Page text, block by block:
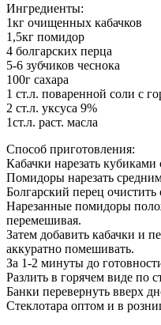
Ингредиенты:
1кг очищенных кабачков
1,5кг помидор
4 болгарских перца
5-6 зубчиков чеснока
100г сахара
1 ст.л. поваренной соли с
2 ст.л. уксуса 9%
1ст.л. раст. масла
Способ приготовления:
Кабачки нарезать кубиками
Помидоры нарезать
Болгарский перец очистить
Нарезанные помидоры
перемешивая.
Затем добавить кабачки и
аккуратно помешивать.
За 1-2 минуты до
Разлить в горячем виде по
Банки перевернуть вверх
Стеклотара оптом и в